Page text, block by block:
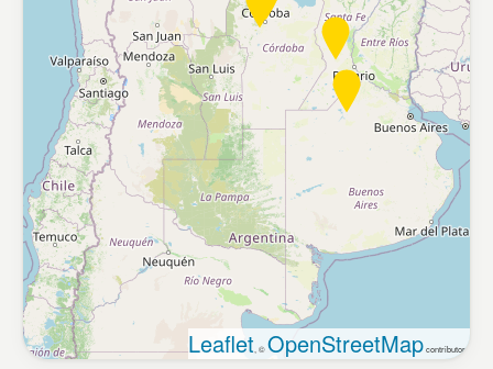
Leaflet , ©OpenStreetMapcontributors